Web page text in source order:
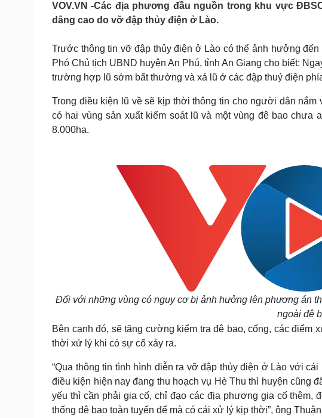
Tin nóng
Tư vấn luật
Việt Nam
Phân tích
Lịch
Hậu
Sức khỏe
Dinh dưỡng - món ngon
Cây thuốc
Sản phụ khoa
Nhi khoa
Nam khoa
Ăn sạch sống khỏe
Đời sống
Nhà đẹp
Blog
Tình yêu - Gia đình
Văn
Sân
Văn học
Di sản
VOV.VN -Các địa phương đầu nguồn trong khu vực
dâng cao do vỡ đập thủy điện ở Lào.
Trước thông tin vỡ đập thủy điện ở Lào có thể ảnh hưởng
Phó Chủ tịch UBND huyện An Phú, tỉnh An Giang cho biết:
trường hợp lũ sớm bất thường và xả lũ ở các đập thuỷ điện
Trong điều kiện lũ về sẽ kịp thời thông tin cho người dân
có hai vùng sản xuất kiểm soát lũ và một vùng đê bao chưa
8.000ha.
Đối với những vùng có nguy cơ bị ảnh hưởng lên phương án
ngoài đê
Bên cạnh đó, sẽ tăng cường kiểm tra đê bao, cống, các
thời xử lý khi có sự cố xảy ra.
“Qua thông tin tình hình diễn ra vỡ đập thủy điện ở Lào với
điều kiện hiện nay đang thu hoạch vụ Hè Thu thì huyện cũng
yếu thì cần phải gia cố, chỉ đạo các địa phương gia cố thêm,
thống đê bao toàn tuyến để mà có cái xử lý kịp thời”, ông